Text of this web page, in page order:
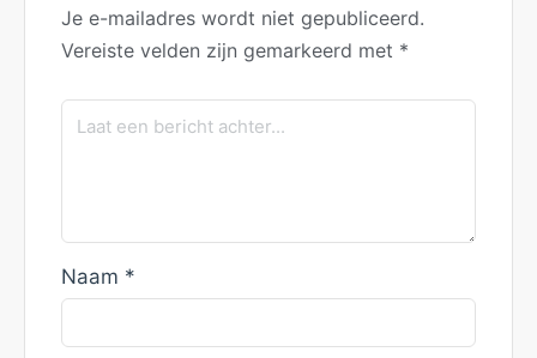
Je e-mailadres wordt niet gepubliceerd.
Vereiste velden zijn gemarkeerd met *
Naam *